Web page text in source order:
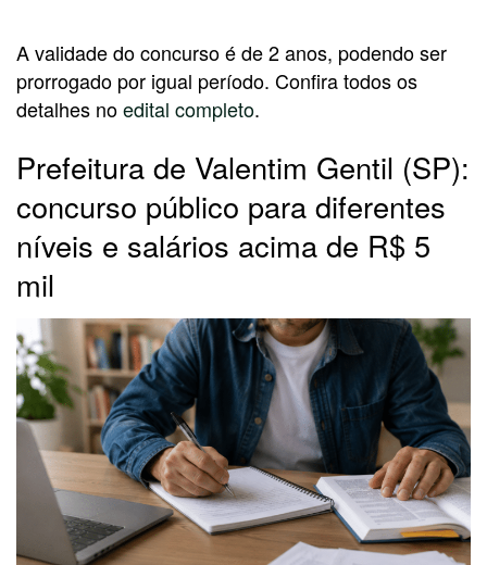
A validade do concurso é de 2 anos, podendo ser
prorrogado por igual período. Confira todos os
detalhes noedital completo.
Prefeitura de Valentim Gentil (SP):
concurso público para diferentes
níveis e salários acima de R$ 5
mil